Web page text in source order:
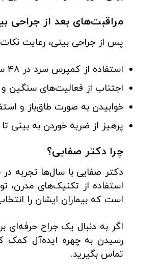
مراقبت‌های بعد از جراحی
پس از جراحی بینی، رعایت
استفاده از کمپرس سرد در ۴۸ ساعت اول برای کاهش تورم و کبودی
اجتناب از فعالیت‌های
خوابیدن به صورت طاق‌باز و
پرهیز از ضربه خوردن به بینی
چرا دکتر صفایی؟
دکتر صفایی با سال‌ها تجربه
استفاده از تکنیک‌های مدرن،
است که بیماران ایشان را
اگر به دنبال یک جراح حرفه‌ای
رسیدن به چهره ایده‌آل کمک
تماس بگیرید.